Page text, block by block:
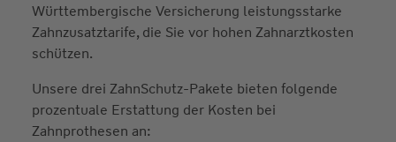
Württembergische Versicherung leistungsstarke
Zahnzusatztarife, die Sie vor hohen Zahnarztkosten
schützen.
Unsere drei ZahnSchutz-Pakete bieten folgende
prozentuale Erstattung der Kosten bei
Zahnprothesen an: